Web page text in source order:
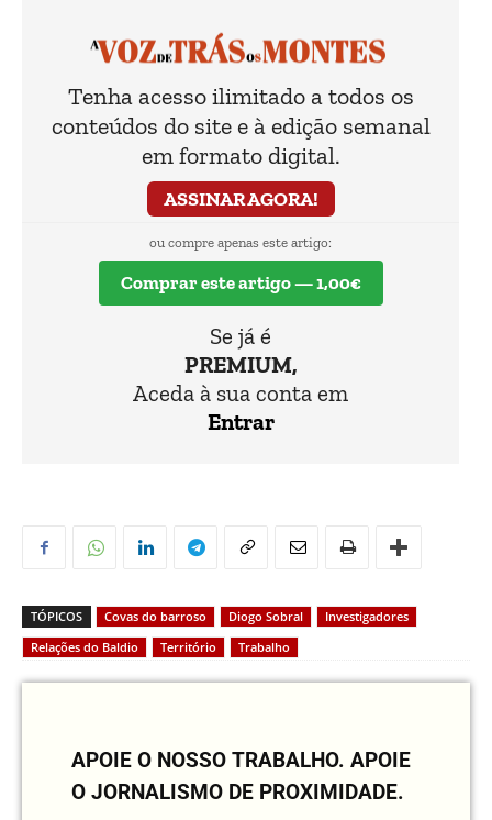
Tenha acesso ilimitado a todos os
conteúdos do site e à edição semanal
em formato digital.
ASSINAR AGORA!
ou compre apenas este artigo:
Comprar este artigo — 1,00€
Se já é
PREMIUM,
Aceda à sua conta em
Entrar
TÓPICOS Covas do barroso Diogo Sobral
Investigadores
Relações do Baldio
Território Trabalho
APOIE O NOSSO TRABALHO. APOIE
O JORNALISMO DE PROXIMIDADE.